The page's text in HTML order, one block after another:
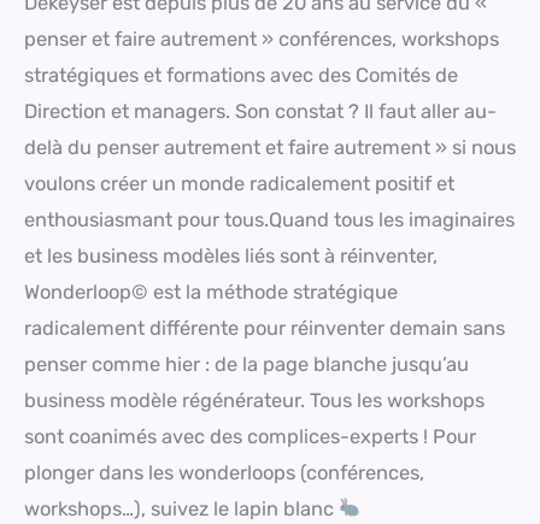
penser et faire autrement » conférences, workshops
stratégiques et formations avec des Comités de
Direction et managers. Son constat ? Il faut aller au-
delà du penser autrement et faire autrement » si nous
voulons créer un monde radicalement positif et
enthousiasmant pour tous.Quand tous les imaginaires
et les business modèles liés sont à réinventer,
Wonderloop© est la méthode stratégique
radicalement différente pour réinventer demain sans
penser comme hier : de la page blanche jusqu’au
business modèle régénérateur. Tous les workshops
sont coanimés avec des complices-experts ! Pour
plonger dans les wonderloops (conférences,
workshops…), suivez le lapin blanc